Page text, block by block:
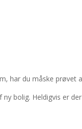
har du måske prøvet
bolig. Heldigvis er